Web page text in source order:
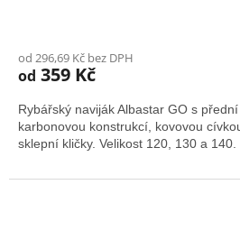
produktu
je
z
5
hvězdiček.
od 296,69 Kč bez DPH
od 359 Kč
Rybářský naviják Albastar GO s
karbonovou konstrukcí, kovovou
sklepní kličky. Velikost 120, 130 a 140.